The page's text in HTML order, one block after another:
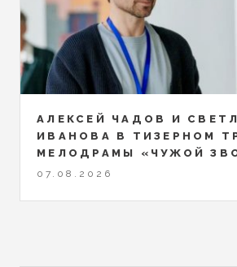
АЛЕКСЕЙ ЧАДОВ И
ИВАНОВА В ТИЗЕРНОМ
МЕЛОДРАМЫ «ЧУЖОЙ
07.08.2026